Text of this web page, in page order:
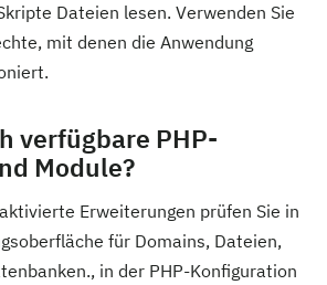
Dateien lesen. Verwenden Sie
mit denen die Anwendung
verfügbare PHP-
Module?
Erweiterungen prüfen Sie in
für Domains, Dateien,
in der PHP-Konfiguration